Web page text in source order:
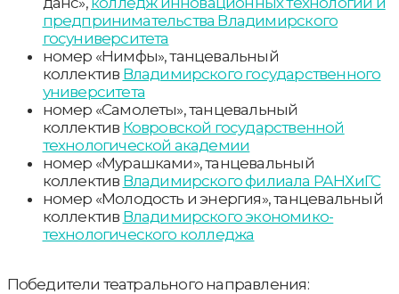
предпринимательства Владимирского
госуниверситета
номер «Нимфы», танцевальный
коллектив Владимирского государственного
университета
номер «Самолеты», танцевальный
коллектив Ковровской государственной
технологической академии
номер «Мурашками», танцевальный
коллектив Владимирского филиала РАНХиГС
номер «Молодость и энергия», танцевальный
коллектив Владимирского экономико-
технологического колледжа
Победители театрального направления: